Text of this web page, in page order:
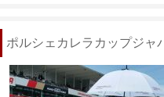
ポルシェカレラカップジ